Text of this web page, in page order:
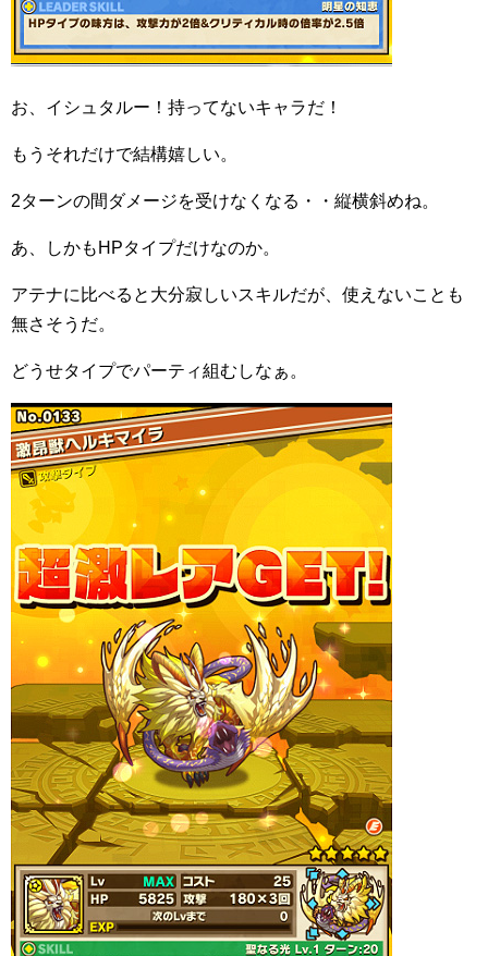
お、イシュタルー！持ってないキャラだ！
もうそれだけで結構嬉しい。
2ターンの間ダメージを受けなくなる・・縦横斜めね。
あ、しかもHPタイプだけなのか。
アテナに比べると大分寂しいスキルだが、使えないことも
無さそうだ。
どうせタイプでパーティ組むしなぁ。